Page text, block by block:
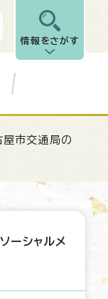
情報をさがす
市交通局の
ーシャルメ